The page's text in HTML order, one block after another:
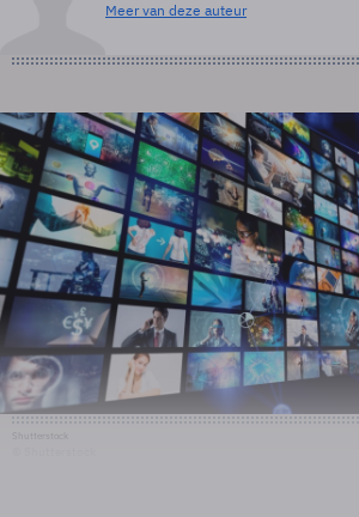
Meer van deze auteur